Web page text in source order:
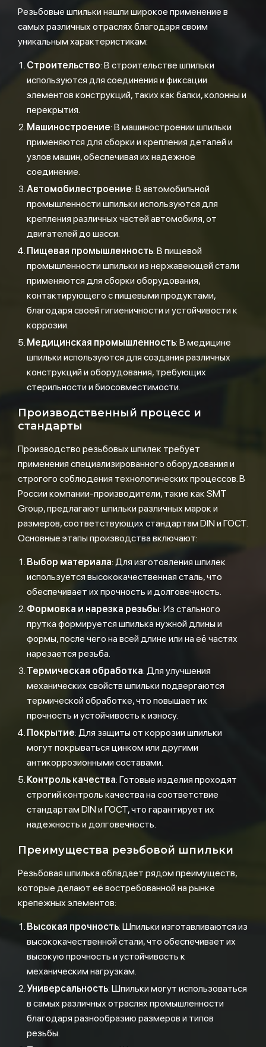
Резьбовые шпильки нашли широкое применение в
самых различных отраслях благодаря своим
уникальным характеристикам:
Строительство: В строительстве шпильки
используются для соединения и фиксации
элементов конструкций, таких как балки, колонны и
перекрытия.
Машиностроение: В машиностроении шпильки
применяются для сборки и крепления деталей и
узлов машин, обеспечивая их надежное
соединение.
Автомобилестроение: В автомобильной
промышленности шпильки используются для
крепления различных частей автомобиля, от
двигателей до шасси.
Пищевая промышленность: В пищевой
промышленности шпильки из нержавеющей стали
применяются для сборки оборудования,
контактирующего с пищевыми продуктами,
благодаря своей гигиеничности и устойчивости к
коррозии.
Медицинская промышленность: В медицине
шпильки используются для создания различных
конструкций и оборудования, требующих
стерильности и биосовместимости.
Производственный процесс и
стандарты
Производство резьбовых шпилек требует
применения специализированного оборудования и
строгого соблюдения технологических процессов. В
России компании-производители, такие как SMT
Group, предлагают шпильки различных марок и
размеров, соответствующих стандартам DIN и ГОСТ.
Основные этапы производства включают:
Выбор материала: Для изготовления шпилек
используется высококачественная сталь, что
обеспечивает их прочность и долговечность.
Формовка и нарезка резьбы: Из стального
прутка формируется шпилька нужной длины и
формы, после чего на всей длине или на её частях
нарезается резьба.
Термическая обработка: Для улучшения
механических свойств шпильки подвергаются
термической обработке, что повышает их
прочность и устойчивость к износу.
Покрытие: Для защиты от коррозии шпильки
могут покрываться цинком или другими
антикоррозионными составами.
Контроль качества: Готовые изделия проходят
строгий контроль качества на соответствие
стандартам DIN и ГОСТ, что гарантирует их
надежность и долговечность.
Преимущества резьбовой шпильки
Резьбовая шпилька обладает рядом преимуществ,
которые делают её востребованной на рынке
крепежных элементов:
Высокая прочность: Шпильки изготавливаются из
высококачественной стали, что обеспечивает их
высокую прочность и устойчивость к
механическим нагрузкам.
Универсальность: Шпильки могут использоваться
в самых различных отраслях промышленности
благодаря разнообразию размеров и типов
резьбы.